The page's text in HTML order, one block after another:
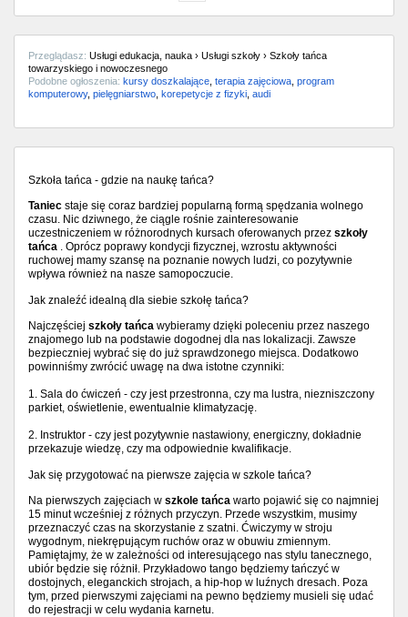
Przeglądasz: Usługi edukacja, nauka › Usługi szkoły › Szkoły tańca
towarzyskiego i nowoczesnego
Podobne ogłoszenia: kursy doszkalające terapia zajęciowa program
komputerowy, pielęgniarstwo korepetycje z fizyki audi
Szkoła tańca - gdzie na naukę tańca?
Taniec staje się coraz bardziej popularną formą spędzania wolnego
czasu. Nic dziwnego, że ciągle rośnie zainteresowanie
uczestniczeniem w różnorodnych kursach oferowanych przez szkoły
tańca . Oprócz poprawy kondycji fizycznej, wzrostu aktywności
ruchowej mamy szansę na poznanie nowych ludzi, co pozytywnie
wpływa również na nasze samopoczucie.
Jak znaleźć idealną dla siebie szkołę tańca?
Najczęściej szkoły tańca wybieramy dzięki poleceniu przez naszego
znajomego lub na podstawie dogodnej dla nas lokalizacji. Zawsze
bezpieczniej wybrać się do już sprawdzonego miejsca. Dodatkowo
powinniśmy zwrócić uwagę na dwa istotne czynniki:
1. Sala do ćwiczeń - czy jest przestronna, czy ma lustra, niezniszczony
parkiet, oświetlenie, ewentualnie klimatyzację.
2. Instruktor - czy jest pozytywnie nastawiony, energiczny, dokładnie
przekazuje wiedzę, czy ma odpowiednie kwalifikacje.
Jak się przygotować na pierwsze zajęcia w szkole tańca?
Na pierwszych zajęciach w szkole tańca warto pojawić się co najmniej
15 minut wcześniej z różnych przyczyn. Przede wszystkim, musimy
przeznaczyć czas na skorzystanie z szatni. Ćwiczymy w stroju
wygodnym, niekrępującym ruchów oraz w obuwiu zmiennym.
Pamiętajmy, że w zależności od interesującego nas stylu tanecznego,
ubiór będzie się różnił. Przykładowo tango będziemy tańczyć w
dostojnych, eleganckich strojach, a hip-hop w luźnych dresach. Poza
tym, przed pierwszymi zajęciami na pewno będziemy musieli się udać
do rejestracji w celu wydania karnetu.